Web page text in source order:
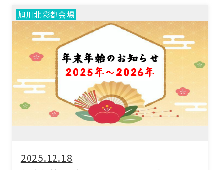
旭川北彩都会場
2025.12.18